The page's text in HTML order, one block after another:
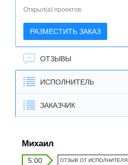
Открыл(а) проектов:
РАЗМЕСТИТЬ ЗАКАЗ
ОТЗЫВЫ
ИСПОЛНИТЕЛЬ
ЗАКАЗЧИК
Михаил
5.00 ОТЗЫВ ОТ ИСПОЛНИТЕЛЯ